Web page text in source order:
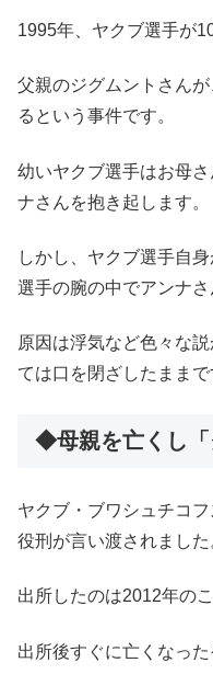
1995年、ヤクブ選手が
父親のジグムントさん
るという事件です。
幼いヤクブ選手はお母
ナさんを抱き起します。
しかし、ヤクブ選手自
選手の腕の中でアンナさ
原因は浮気など色々な
ては口を閉ざしたままで
◆母親を亡くし「
ヤクブ・ブワシュチコ
役刑が言い渡されました
出所したのは2012年のこ
出所後すぐに亡くなった